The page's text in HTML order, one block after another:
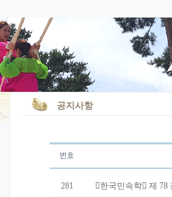
공지사항
281 󰡔한국민속학󰡕 제 78